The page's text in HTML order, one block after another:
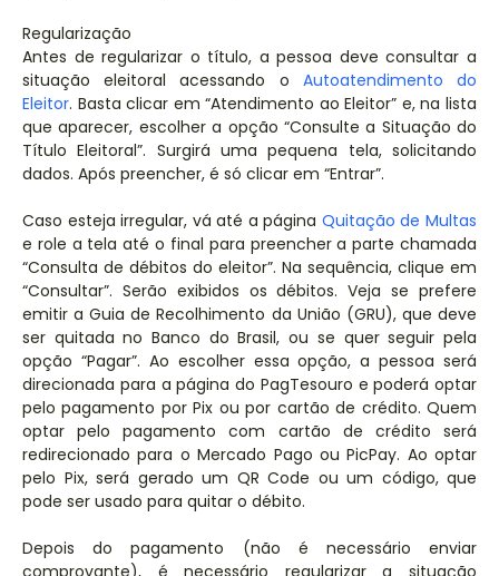
Regularização
Antes de regularizar o título, a pessoa deve consultar a
situação eleitoral acessando o Autoatendimento do
Eleitor. Basta clicar em “Atendimento ao Eleitor” e, na lista
que aparecer, escolher a opção “Consulte a Situação do
Título Eleitoral”. Surgirá uma pequena tela, solicitando
dados. Após preencher, é só clicar em “Entrar”.
Caso esteja irregular, vá até a página Quitação de Multas
e role a tela até o final para preencher a parte chamada
“Consulta de débitos do eleitor”. Na sequência, clique em
“Consultar”. Serão exibidos os débitos. Veja se prefere
emitir a Guia de Recolhimento da União (GRU), que deve
ser quitada no Banco do Brasil, ou se quer seguir pela
opção “Pagar”. Ao escolher essa opção, a pessoa será
direcionada para a página do PagTesouro e poderá optar
pelo pagamento por Pix ou por cartão de crédito. Quem
optar pelo pagamento com cartão de crédito será
redirecionado para o Mercado Pago ou PicPay. Ao optar
pelo Pix, será gerado um QR Code ou um código, que
pode ser usado para quitar o débito.
Depois do pagamento (não é necessário enviar